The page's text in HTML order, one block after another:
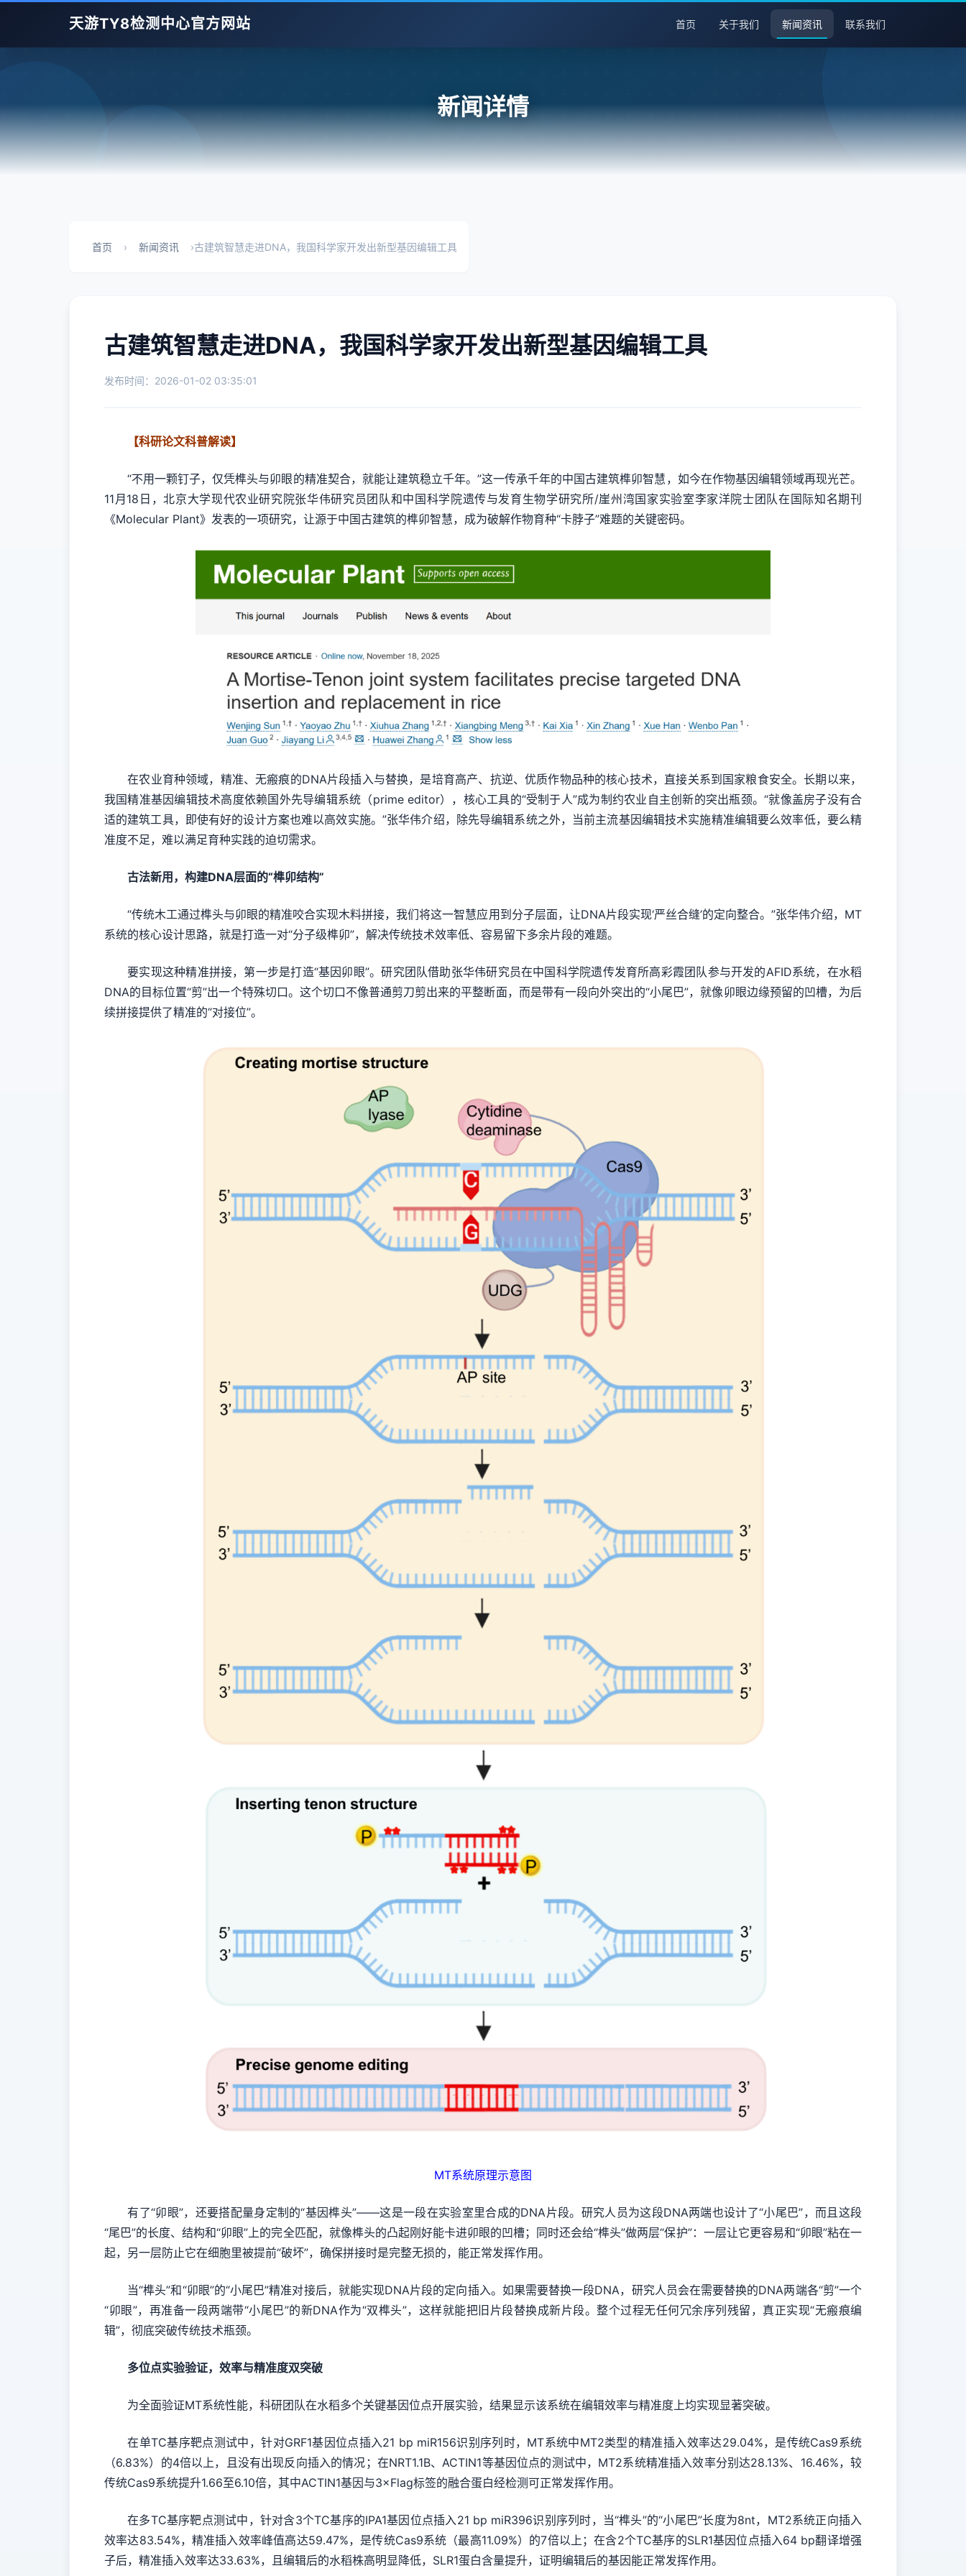
天游TY8检测中心官方网站 首页 关于我们 新闻资讯 联系我们
新闻详情
首页 › 新闻资讯 ›古建筑智慧走进DNA，我国科学家开发出新型基因编辑工具
古建筑智慧走进DNA，我国科学家开发出新型基因编辑工具
发布时间：2026-01-02 03:35:01
【科研论文科普解读】
“不用一颗钉子，仅凭榫头与卯眼的精准契合，就能让建筑稳立千年。”这一传承千年的中国古建筑榫卯智慧，如今在作物基因编辑领域再现光芒。
11月18日，北京大学现代农业研究院张华伟研究员团队和中国科学院遗传与发育生物学研究所/崖州湾国家实验室李家洋院士团队在国际知名期刊
《Molecular Plant》发表的一项研究，让源于中国古建筑的榫卯智慧，成为破解作物育种“卡脖子”难题的关键密码。
在农业育种领域，精准、无瘢痕的DNA片段插入与替换，是培育高产、抗逆、优质作物品种的核心技术，直接关系到国家粮食安全。长期以来，
我国精准基因编辑技术高度依赖国外先导编辑系统（prime editor），核心工具的“受制于人”成为制约农业自主创新的突出瓶颈。“就像盖房子没有合
适的建筑工具，即使有好的设计方案也难以高效实施。”张华伟介绍，除先导编辑系统之外，当前主流基因编辑技术实施精准编辑要么效率低，要么精
准度不足，难以满足育种实践的迫切需求。
古法新用，构建DNA层面的“榫卯结构”
“传统木工通过榫头与卯眼的精准咬合实现木料拼接，我们将这一智慧应用到分子层面，让DNA片段实现‘严丝合缝’的定向整合。”张华伟介绍，MT
系统的核心设计思路，就是打造一对“分子级榫卯”，解决传统技术效率低、容易留下多余片段的难题。
要实现这种精准拼接，第一步是打造“基因卯眼”。研究团队借助张华伟研究员在中国科学院遗传发育所高彩霞团队参与开发的AFID系统，在水稻
DNA的目标位置“剪”出一个特殊切口。这个切口不像普通剪刀剪出来的平整断面，而是带有一段向外突出的“小尾巴”，就像卯眼边缘预留的凹槽，为后
续拼接提供了精准的“对接位”。
MT系统原理示意图
有了“卯眼”，还要搭配量身定制的“基因榫头”——这是一段在实验室里合成的DNA片段。研究人员为这段DNA两端也设计了“小尾巴”，而且这段
“尾巴”的长度、结构和“卯眼”上的完全匹配，就像榫头的凸起刚好能卡进卯眼的凹槽；同时还会给“榫头”做两层“保护”：一层让它更容易和“卯眼”粘在一
起，另一层防止它在细胞里被提前“破坏”，确保拼接时是完整无损的，能正常发挥作用。
当“榫头”和“卯眼”的“小尾巴”精准对接后，就能实现DNA片段的定向插入。如果需要替换一段DNA，研究人员会在需要替换的DNA两端各“剪”一个
“卯眼”，再准备一段两端带“小尾巴”的新DNA作为“双榫头”，这样就能把旧片段替换成新片段。整个过程无任何冗余序列残留，真正实现“无瘢痕编
辑”，彻底突破传统技术瓶颈。
多位点实验验证，效率与精准度双突破
为全面验证MT系统性能，科研团队在水稻多个关键基因位点开展实验，结果显示该系统在编辑效率与精准度上均实现显著突破。
在单TC基序靶点测试中，针对GRF1基因位点插入21 bp miR156识别序列时，MT系统中MT2类型的精准插入效率达29.04%，是传统Cas9系统
（6.83%）的4倍以上，且没有出现反向插入的情况；在NRT1.1B、ACTIN1等基因位点的测试中，MT2系统精准插入效率分别达28.13%、16.46%，较
传统Cas9系统提升1.66至6.10倍，其中ACTIN1基因与3×Flag标签的融合蛋白经检测可正常发挥作用。
在多TC基序靶点测试中，针对含3个TC基序的IPA1基因位点插入21 bp miR396识别序列时，当“榫头”的“小尾巴”长度为8nt，MT2系统正向插入
效率达83.54%，精准插入效率峰值高达59.47%，是传统Cas9系统（最高11.09%）的7倍以上；在含2个TC基序的SLR1基因位点插入64 bp翻译增强
子后，精准插入效率达33.63%，且编辑后的水稻株高明显降低，SLR1蛋白含量提升，证明编辑后的基因能正常发挥作用。